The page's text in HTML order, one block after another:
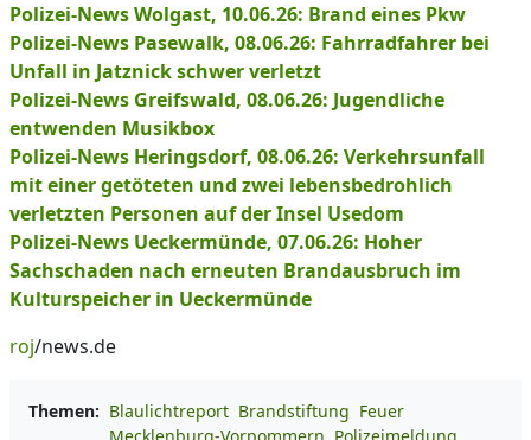
Polizei-News Wolgast, 10.06.26: Brand eines Pkw
Polizei-News Pasewalk, 08.06.26: Fahrradfahrer bei
Unfall in Jatznick schwer verletzt
Polizei-News Greifswald, 08.06.26: Jugendliche
entwenden Musikbox
Polizei-News Heringsdorf, 08.06.26: Verkehrsunfall
mit einer getöteten und zwei lebensbedrohlich
verletzten Personen auf der Insel Usedom
Polizei-News Ueckermünde, 07.06.26: Hoher
Sachschaden nach erneuten Brandausbruch im
Kulturspeicher in Ueckermünde
roj/news.de
Themen: Blaulichtreport Brandstiftung Feuer